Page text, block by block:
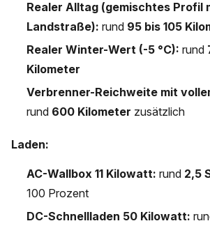
Realer Alltag (gemischtes Profil
Landstraße): rund 95 bis 105
Realer Winter-Wert (-5 °C): rund
Kilometer
Verbrenner-Reichweite mit
rund 600 Kilometer zusätzlich
Laden:
AC-Wallbox 11 Kilowatt: rund 2,5
100 Prozent
DC-Schnellladen 50 Kilowatt: